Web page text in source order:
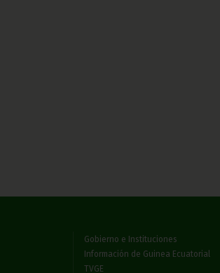
Gobierno e Instituciones
Información de Guinea Ecuatorial
TVGE